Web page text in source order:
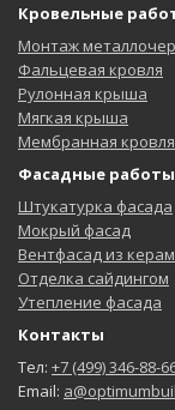
Кровельные
Монтаж
Фальцевая кровля
Рулонная крыша
Мягкая крыша
Мембранная кровля
Фасадные работы
Штукатурка фасада
Мокрый фасад
Вентфасад из
Отделка сайдингом
Утепление фасада
Контакты
Тел: +7 (499) 346-88-
Email: